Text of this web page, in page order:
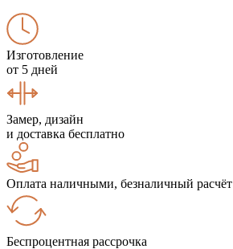
Изготовление
от 5 дней
Замер, дизайн
и доставка бесплатно
Оплата наличными, безналичный расчёт
Беспроцентная рассрочка